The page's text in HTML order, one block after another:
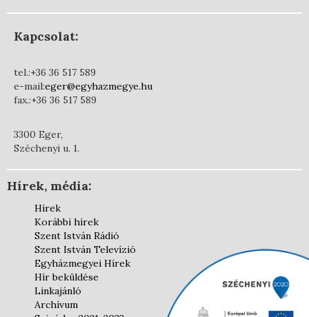
Kapcsolat:
tel.:+36 36 517 589
e-mail:eger@egyhazmegye.hu
fax.:+36 36 517 589
3300 Eger,
Széchenyi u. 1.
Hírek, média:
Hírek
Korábbi hírek
Szent István Rádió
Szent István Televízió
Egyházmegyei Hírek
Hír beküldése
Linkajánló
Archívum